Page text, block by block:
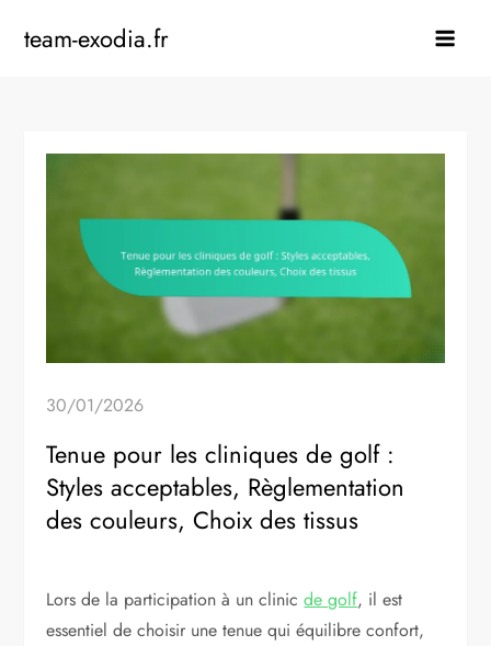
team-exodia.fr
30/01/2026
Tenue pour les cliniques de golf :
Styles acceptables, Règlementation
des couleurs, Choix des tissus
Lors de la participation à un clinicde golf, il est
essentiel de choisir une tenue qui équilibre confort,